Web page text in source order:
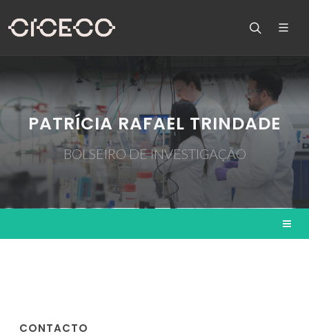
PATRÍCIA RAFAEL TRINDADE
BOLSEIRO DE INVESTIGAÇÃO
CONTACTO